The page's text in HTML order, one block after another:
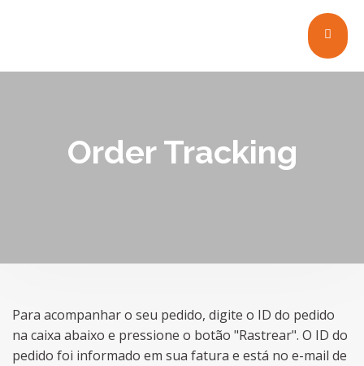
Order Tracking
Para acompanhar o seu pedido, digite o ID do pedido
na caixa abaixo e pressione o botão "Rastrear". O ID do
pedido foi informado em sua fatura e está no e-mail de